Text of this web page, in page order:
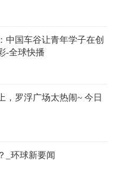
中国车谷让青年学子在创
-全球快播
，罗浮广场太热闹~ 今日
_环球新要闻